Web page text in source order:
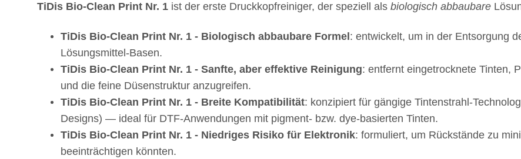
TiDis Bio-Clean Print Nr. 1 ist der erste Druckkopfreiniger, der speziell als biologisch abbaubare
TiDis Bio-Clean Print Nr. 1 - Biologisch abbaubare Formel : entwickelt, um in der Entsorgung
Lösungsmittel-Basen.
TiDis Bio-Clean Print Nr. 1 - Sanfte, aber effektive Reinigung: entfernt eingetrocknete Tinten,
und die feine Düsenstruktur anzugreifen.
TiDis Bio-Clean Print Nr. 1 - Breite Kompatibilität: konzipiert für gängige Tintenstrahl-
Designs) — ideal für DTF-Anwendungen mit pigment- bzw. dye-basierten Tinten.
TiDis Bio-Clean Print Nr. 1 - Niedriges Risiko für Elektronik: formuliert, um Rückstände zu
beeinträchtigen könnten.